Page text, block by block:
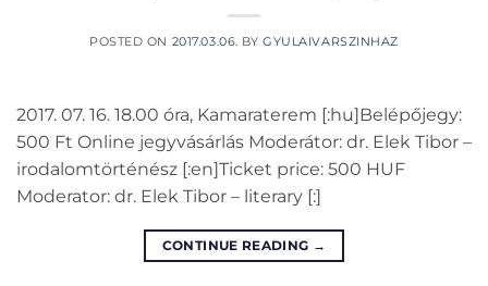
POSTED ON 2017.03.06. BYGYULAIVARSZINHAZ
2017. 07. 16. 18.00 óra, Kamaraterem [:hu]Belépőjegy:
500 Ft Online jegyvásárlás Moderátor: dr. Elek Tibor –
irodalomtörténész [:en]Ticket price: 500 HUF
Moderator: dr. Elek Tibor – literary [:]
CONTINUE READING →